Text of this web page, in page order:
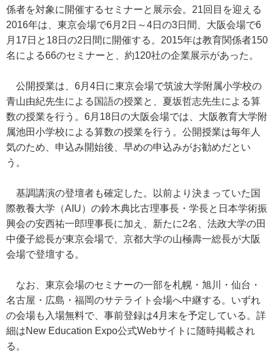
係者を対象に開催するセミナーと展示会。21回目を迎える
2016年は、東京会場で6月2日～4日の3日間、大阪会場で6
月17日と18日の2日間に開催する。2015年は教育関係者150
名による66のセミナーと、約120社の企業展示があった。
公開授業は、6月4日に東京会場で筑波大学附属小学校の
青山由紀先生による国語の授業と、夏坂哲志先生による算
数の授業を行う。6月18日の大阪会場では、大阪教育大学附
属池田小学校による算数の授業を行う。公開授業は毎年人
気のため、申込み開始後、早めの申込みがお勧めだとい
う。
基調講演の登壇者も確定した。以前より決まっていた国
際教養大学（AIU）の鈴木典比古理事長・学長と日本学術振
興会の安西祐一郎理事長に加え、新たに2名、法政大学の田
中優子総長が東京会場で、京都大学の山極壽一総長が大阪
会場で登壇する。
なお、東京会場のセミナーの一部を札幌・旭川・仙台・
名古屋・広島・福岡のサテライト会場へ中継する。いずれ
の会場も入場無料で、事前登録は4月末を予定している。詳
細はNew Education Expo公式Webサイトに随時掲載され
る。